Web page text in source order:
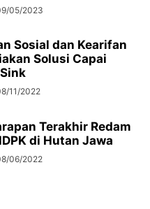
05/2023
Sosial dan Kearifan
Solusi Capai
11/2022
Terakhir Redam
di Hutan Jawa
06/2022